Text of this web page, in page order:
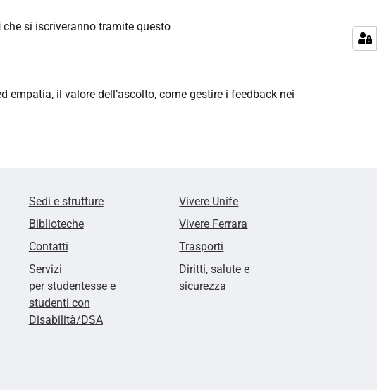
che si iscriveranno tramite questo
il valore dell’ascolto, come gestire i feedback nei
Sedi e strutture
Biblioteche
Contatti
Servizi
per studentesse e
studenti con
Disabilità/DSA
Vivere Unife
Vivere Ferrara
Trasporti
Diritti, salute e
sicurezza